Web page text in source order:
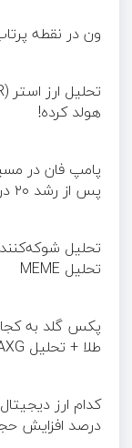
ون در نقطه
هولد کرده!
پامپ فان در
پس از رشد ۲۰ درصدی
تحلیل MEME
پکس گلد به کجا
طلا + تحلیل PAXG
درصد افزایش